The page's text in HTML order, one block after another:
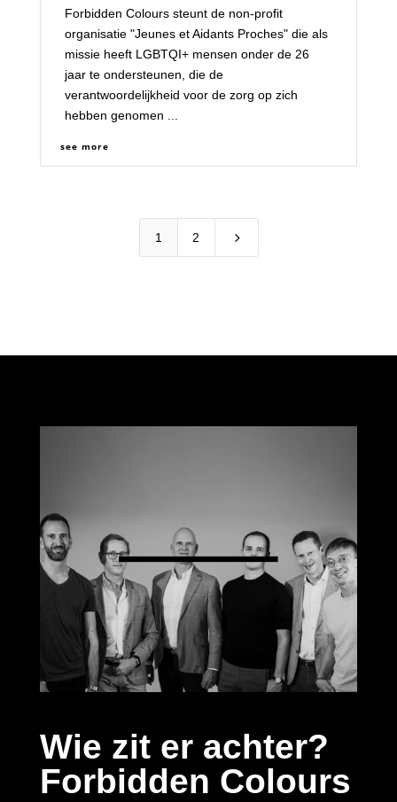
Forbidden Colours steunt de non-profit
organisatie "Jeunes et Aidants Proches" die als
missie heeft LGBTQI+ mensen onder de 26
jaar te ondersteunen, die de
verantwoordelijkheid voor de zorg op zich
hebben genomen ...
see more
1 2 5
Wie zit er achter?
Forbidden Colours